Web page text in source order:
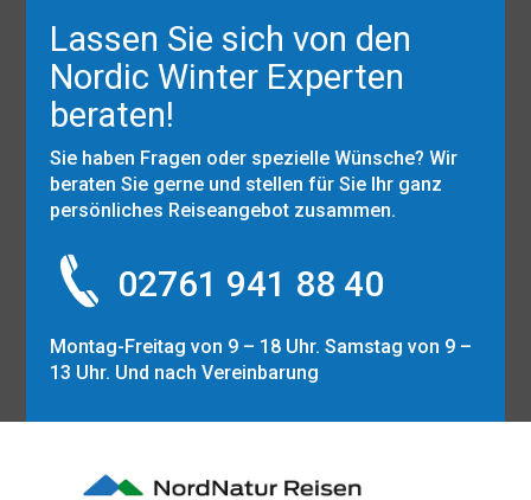
Lassen Sie sich von den
Nordic Winter Experten
beraten!
Sie haben Fragen oder spezielle Wünsche? Wir
beraten Sie gerne und stellen für Sie Ihr ganz
persönliches Reiseangebot zusammen.
02761 941 88 40
Montag-Freitag von 9 – 18 Uhr. Samstag von 9 –
13 Uhr. Und nach Vereinbarung